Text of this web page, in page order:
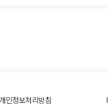
인정보처리방침